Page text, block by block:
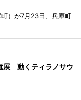
）が7月23日、兵庫町
展 動くティラノサウ